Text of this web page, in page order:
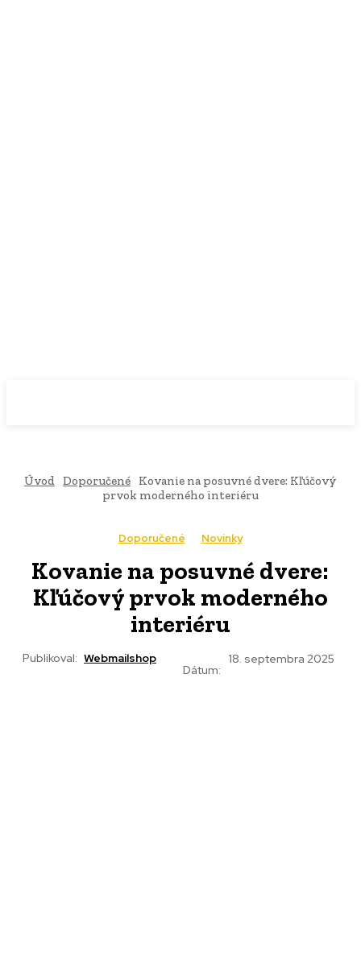
Úvod Doporučené
Kovanie na posuvné dvere: Kľúčový
prvok moderného interiéru
Doporučené Novinky
Kovanie na posuvné dvere:
Kľúčový prvok moderného
interiéru
Publikoval: Webmailshop
Dátum:
18. septembra 2025